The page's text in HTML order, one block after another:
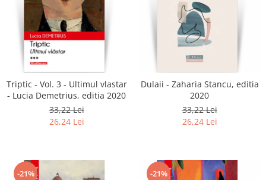
Triptic - Vol. 3 - Ultimul vlastar
- Lucia Demetrius, editia 2020
33,22 Lei
26,24 Lei
Dulaii - Zaharia Stancu, editia
2020
33,22 Lei
26,24 Lei
-21% -21%